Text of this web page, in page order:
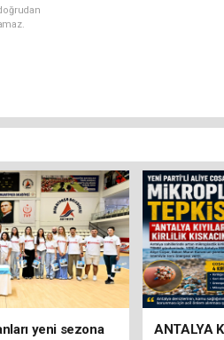
yeni sezona
ANTALYA